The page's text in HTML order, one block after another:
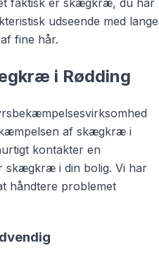
faktisk er skægkræ, du har
udseende med lange
fine hår.
i Rødding
af skægkræ i
kontakter en
skægkræ i din bolig. Vi har
håndtere problemet